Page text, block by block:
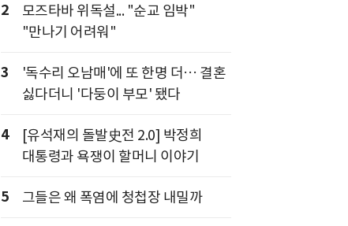
2
모즈타바 위독설... "순교 임박"
"만나기 어려워"
3
'독수리 오남매'에 또 한명 더… 결혼
싫다더니 '다둥이 부모' 됐다
4
[유석재의 돌발史전 2.0] 박정희
대통령과 욕쟁이 할머니 이야기
5 그들은 왜 폭염에 청첩장 내밀까